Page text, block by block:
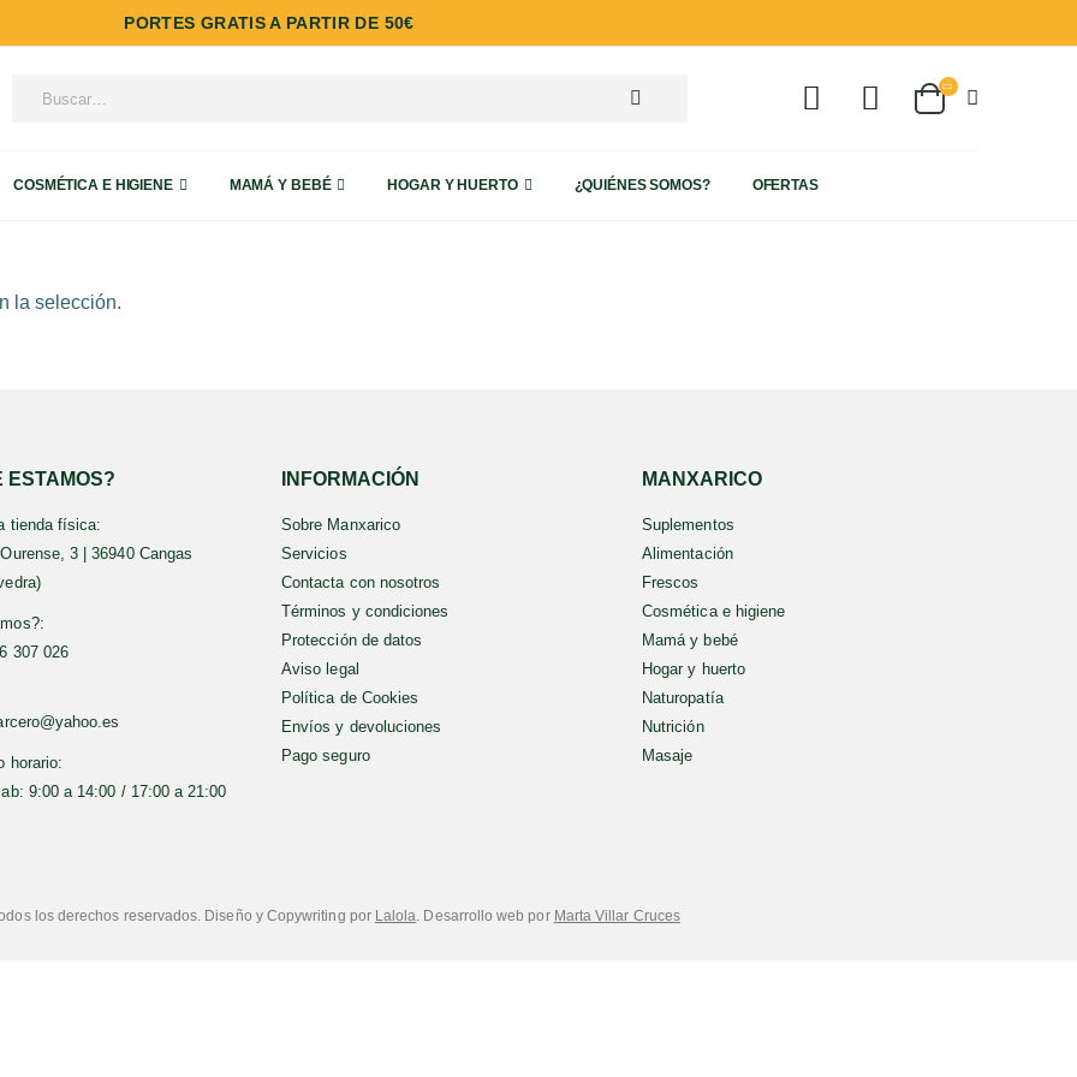
PORTES GRATIS A PARTIR DE 50€
COSMÉTICA E HIGIENE MAMÁ Y BEBÉ HOGAR Y HUERTO ¿QUIÉNES SOMOS? OFERTAS
la selección.
ESTAMOS?
tienda física:
3 | 36940 Cangas
307 026
horario:
9:00 a 14:00 / 17:00 a 21:00
INFORMACIÓN
Sobre Manxarico
Servicios
Contacta con nosotros
Términos y condiciones
Protección de datos
Aviso legal
Política de Cookies
Envíos y devoluciones
Pago seguro
MANXARICO
Suplementos
Alimentación
Frescos
Cosmética e higiene
Mamá y bebé
Hogar y huerto
Naturopatía
Nutrición
Masaje
los derechos reservados. Diseño y Copywriting por Lalola . Desarrollo web por Marta Villar Cruces